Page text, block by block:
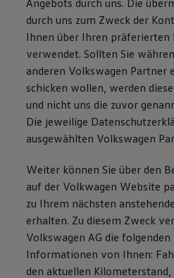
Angebots durch uns. Die
durch uns zum Zweck der
Ihnen über Ihren präferierten
verwendet. Sollten Sie
anderen Volkswagen Partner
schicken wollen, werden
und nicht uns die zuvor
Die jeweilige
ausgewählten Volkswagen
Weiter können Sie über den
auf der Volkwagen Website
zu Ihrem nächsten
erhalten. Zu diesem Zweck
Volkswagen AG die
Informationen von Ihnen:
den aktuellen Kilometerstand,